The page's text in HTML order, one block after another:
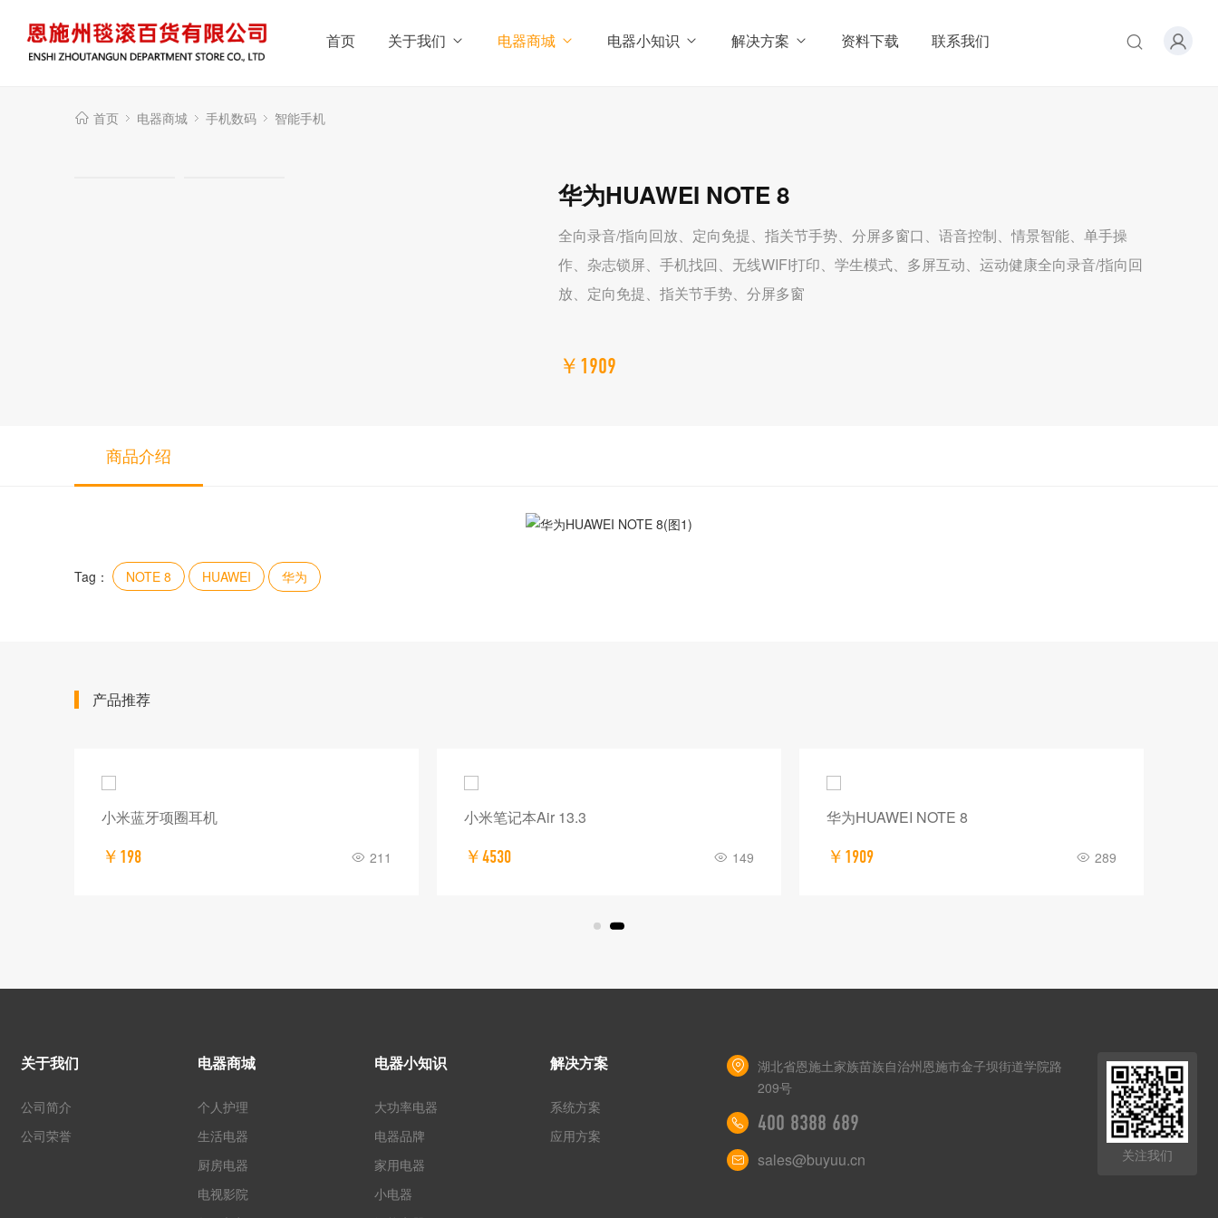
首页 关于我们 电器商城 电器小知识 解决方案 资料下载 联系我们
首页 电器商城 手机数码 智能手机
华为HUAWEI NOTE 8
全向录音/指向回放、定向免提、指关节手势、分屏多窗口、语音控制、情景智能、单手操
作、杂志锁屏、手机找回、无线WIFI打印、学生模式、多屏互动、运动健康全向录音/指向回
放、定向免提、指关节手势、分屏多窗
￥1909
商品介绍
Tag： NOTE 8 HUAWEI 华为
产品推荐
小米蓝牙项圈耳机
￥198 211
小米笔记本Air 13.3
￥4530 149
华为HUAWEI NOTE 8
￥1909 289
关于我们
公司简介
公司荣誉
电器商城
个人护理
生活电器
厨房电器
电视影院
电器小知识
大功率电器
电器品牌
家用电器
小电器
解决方案
系统方案
应用方案
湖北省恩施土家族苗族自治州恩施市金子坝街道学院路
209号
400 8388 689
sales@buyuu.cn 关注我们